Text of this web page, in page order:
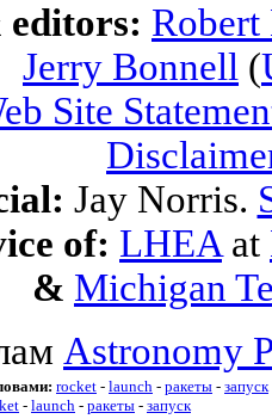
Jerry Bonnell (
Site
Jay Norris.
of: LHEA at
& Michigan
Astronomy
rocket - launch - ракеты - запуск
- launch - ракеты - запуск